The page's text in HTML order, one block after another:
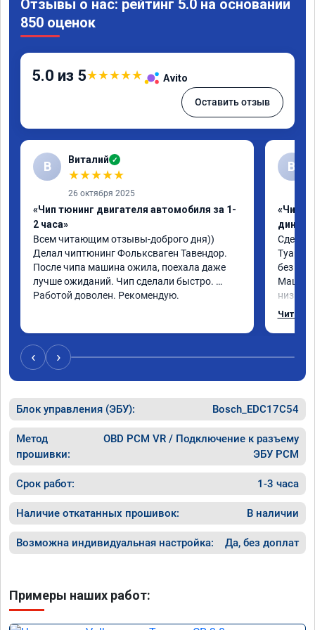
Отзывы о нас: рейтинг 5.0 на основании
850 оценок
5.0 из 5★★★★★ Avito
Оставить отзыв
В Виталий ✓
★★★★★
26 октября 2025
«Чип тюнинг двигателя автомобиля за 1-
2 часа»
Всем читающим отзывы-доброго дня))
Делал чиптюнинг Фольксваген Тавендор.
После чипа машина ожила, поехала даже
лучше ожиданий. Чип сделали быстро.
Работой доволен. Рекомендую.
В
«Чип
Туарег
без
Машина
низких
км/ч
Читать
‹ ›
Блок управления (ЭБУ): Bosch_EDC17C54
Метод
прошивки:
OBD PCM VR / Подключение к разъему
ЭБУ PCM
Срок работ: 1-3 часа
Наличие откатанных прошивок: В наличии
Возможна индивидуальная настройка: Да, без доплат
Примеры наших работ: